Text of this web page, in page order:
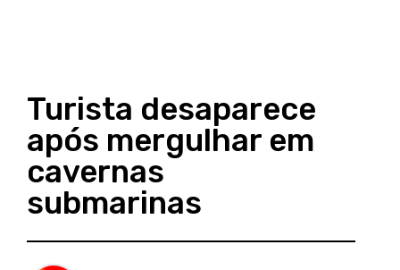
Turista desaparece
após mergulhar em
cavernas
submarinas